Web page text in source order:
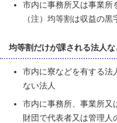
市内に事務所又は事業所
（注）均等割は収益の黒
均等割だけが課される法人な
市内に寮などを有する法
ない法人
市内に事務所、事業所又
財団で代表者又は管理人